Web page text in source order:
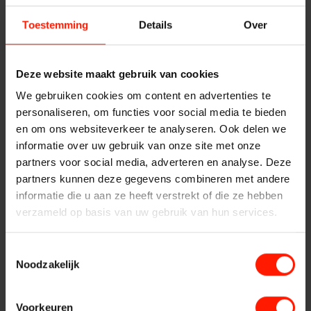
Toestemming Details Over
Deze website maakt gebruik van cookies
We gebruiken cookies om content en advertenties te
personaliseren, om functies voor social media te bieden
en om ons websiteverkeer te analyseren. Ook delen we
informatie over uw gebruik van onze site met onze
partners voor social media, adverteren en analyse. Deze
partners kunnen deze gegevens combineren met andere
informatie die u aan ze heeft verstrekt of die ze hebben
verzameld op basis van uw gebruik van hun services.
Noodzakelijk
Voorkeuren
Producten
ASC
Storavox
FlexREC
LeapXpert
Registratie, verificatie en analyse van radiocommunicatie,
telefoongesprekken, radar- en videobeelden
CTI integratie voor het verrijken van de opnames met
Screen recording
Industrie
Registratie, verificatie en analyse van radiocommunicatie,
telefoongesprekken, radar- en videobeelden
Incidentreconstructie met visualisatie/mixed playback
Last Call Repeat
Benieuwd hoe andere organisaties onze oplossingen